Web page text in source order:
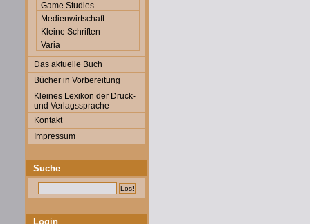
Game Studies
Medienwirtschaft
Kleine Schriften
Varia
Das aktuelle Buch
Bücher in Vorbereitung
Kleines Lexikon der Druck-
und Verlagssprache
Kontakt
Impressum
Suche
Login